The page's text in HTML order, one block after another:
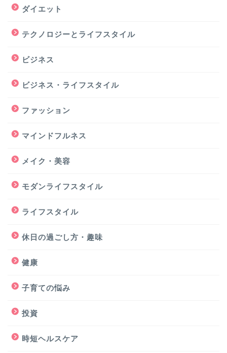
ダイエット
テクノロジーとライフスタイル
ビジネス
ビジネス・ライフスタイル
ファッション
マインドフルネス
メイク・美容
モダンライフスタイル
ライフスタイル
休日の過ごし方・趣味
健康
子育ての悩み
投資
時短ヘルスケア